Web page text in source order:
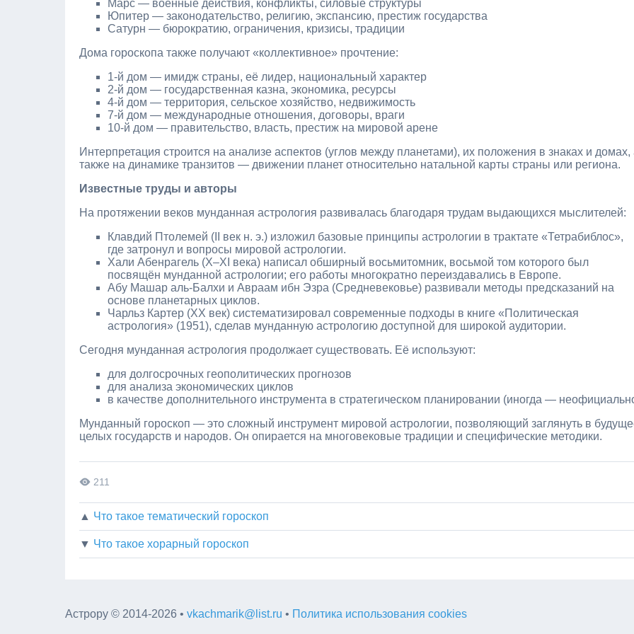
Марс — военные действия, конфликты, силовые структуры
Юпитер — законодательство, религию, экспансию, престиж государства
Сатурн — бюрократию, ограничения, кризисы, традиции
Дома гороскопа также получают «коллективное» прочтение:
1‑й дом — имидж страны, её лидер, национальный характер
2‑й дом — государственная казна, экономика, ресурсы
4‑й дом — территория, сельское хозяйство, недвижимость
7‑й дом — международные отношения, договоры, враги
10‑й дом — правительство, власть, престиж на мировой арене
Интерпретация строится на анализе аспектов (углов между планетами), их положения в знаках и домах,
также на динамике транзитов — движении планет относительно натальной карты страны или региона.
Известные труды и авторы
На протяжении веков мунданная астрология развивалась благодаря трудам выдающихся мыслителей:
Клавдий Птолемей (II век н. э.) изложил базовые принципы астрологии в трактате «Тетрабиблос»,
где затронул и вопросы мировой астрологии.
Хали Абенрагель (X–XI века) написал обширный восьмитомник, восьмой том которого был
посвящён мунданной астрологии; его работы многократно переиздавались в Европе.
Абу Машар аль‑Балхи и Авраам ибн Эзра (Средневековье) развивали методы предсказаний на
основе планетарных циклов.
Чарльз Картер (XX век) систематизировал современные подходы в книге «Политическая
астрология» (1951), сделав мунданную астрологию доступной для широкой аудитории.
Сегодня мунданная астрология продолжает существовать. Её используют:
для долгосрочных геополитических прогнозов
для анализа экономических циклов
в качестве дополнительного инструмента в стратегическом планировании (иногда —
Мунданный гороскоп — это сложный инструмент мировой астрологии, позволяющий заглянуть в
целых государств и народов. Он опирается на многовековые традиции и специфические методики.
211
▲ Что такое тематический гороскоп
▼ Что такое хорарный гороскоп
Астрору © 2014-2026 • vkachmarik@list.ru • Политика использования cookies